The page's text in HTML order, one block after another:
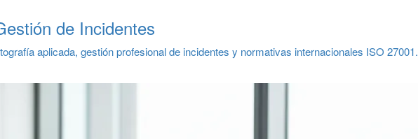
de Incidentes
aplicada, gestión profesional de incidentes y normativas internacionales ISO 27001.